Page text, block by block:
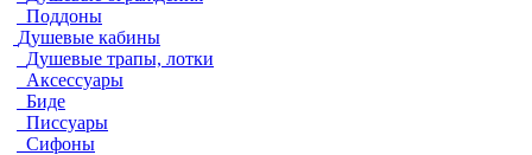
Поддоны
Душевые кабины
Душевые трапы, лотки
Аксессуары
Биде
Писсуары
Сифоны